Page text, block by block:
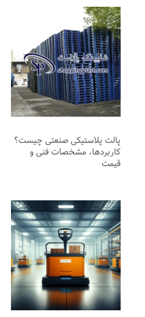
پالت پلاستیکی صنعتی چیست؟
کاربردها، مشخصات فنی و
قیمت